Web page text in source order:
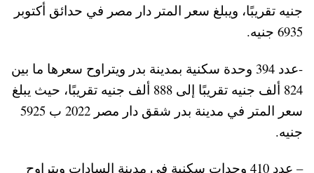
جنيه تقريبًا، ويبلغ سعر المتر دار مصر في حدائق أكتوبر
6935 جنيه.
-عدد 394 وحدة سكنية بمدينة بدر ويتراوح سعرها ما بين
824 ألف جنيه تقريبًا إلى 888 ألف جنيه تقريبًا، حيث يبلغ
سعر المتر في مدينة بدر شقق دار مصر 2022 ب 5925
جنيه.
– عدد 410 وحدات سكنية في مدينة السادات ويتراوح